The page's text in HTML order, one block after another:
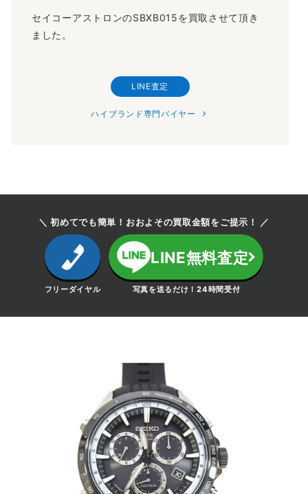
セイコーアストロンのSBXB015を買取させて頂き
ました。
LINE査定
ハイブランド専門バイヤー
＼ 初めてでも簡単！おおよその買取金額をご提示！ ／
フリーダイヤル
LINE無料査定
写真を送るだけ！24時間受付